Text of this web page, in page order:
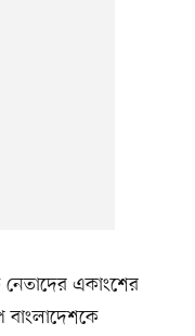
নেতাদের একাংশের
বাংলাদেশকে